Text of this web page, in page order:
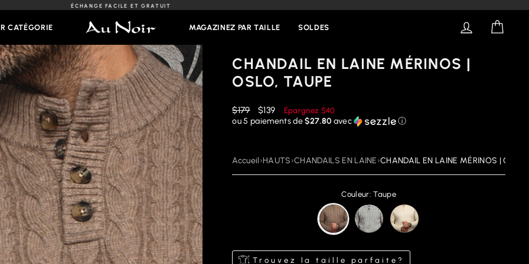
Pause
ÉCHANGE FACILE ET GRATUIT
CATÉGORIE MAGAZINEZ PAR TAILLE SOLDES SE
CHANDAIL EN LAINE MÉRINOS |
OSLO, TAUPE
Prix
régulier
$179
Prix
réduit
$139 Épargnez $40
ou 5 paiements de$27.80 avec ⓘ
Accueil›HAUTS›CHANDAILS EN LAINE›CHANDAIL EN LAINE MÉRINOS |
Couleur: Taupe
Trouvez la taille parfaite?